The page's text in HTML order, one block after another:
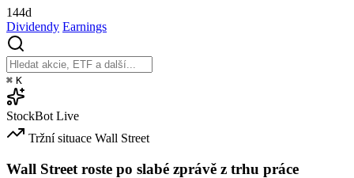
144d
Dividendy Earnings
⌘ K
StockBot Live
Tržní situace Wall Street
Wall Street roste po slabé zprávě z trhu práce